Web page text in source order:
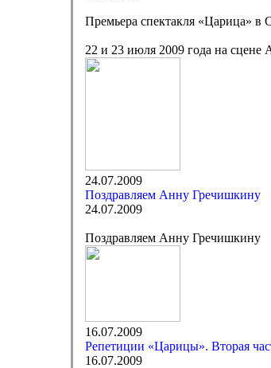
Премьера спектакля «Царица» в
22 и 23 июля 2009 года на сцене
24.07.2009
Поздравляем Анну Гречишкину
24.07.2009
Поздравляем Анну Гречишкину
16.07.2009
Репетиции «Царицы». Вторая
16.07.2009